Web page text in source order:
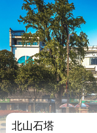
北山石塔